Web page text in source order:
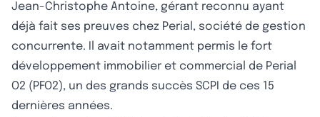
Jean-Christophe Antoine, gérant reconnu ayant
déjà fait ses preuves chez Perial, société de gestion
concurrente. Il avait notamment permis le fort
développement immobilier et commercial de Perial
O2 (PFO2), un des grands succès SCPI de ces 15
dernières années.